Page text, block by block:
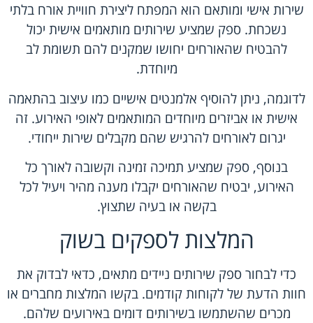
שירות אישי ומותאם הוא המפתח ליצירת חוויית אורח בלתי
נשכחת. ספק שמציע שירותים מותאמים אישית יכול
להבטיח שהאורחים יחושו שמקנים להם תשומת לב
מיוחדת.
לדוגמה, ניתן להוסיף אלמנטים אישיים כמו עיצוב בהתאמה
אישית או אביזרים מיוחדים המותאמים לאופי האירוע. זה
יגרום לאורחים להרגיש שהם מקבלים שירות ייחודי.
בנוסף, ספק שמציע תמיכה זמינה וקשובה לאורך כל
האירוע, יבטיח שהאורחים יקבלו מענה מהיר ויעיל לכל
בקשה או בעיה שתצוץ.
המלצות לספקים בשוק
כדי לבחור ספק שירותים ניידים מתאים, כדאי לבדוק את
חוות הדעת של לקוחות קודמים. בקשו המלצות מחברים או
מכרים שהשתמשו בשירותים דומים באירועים שלהם.